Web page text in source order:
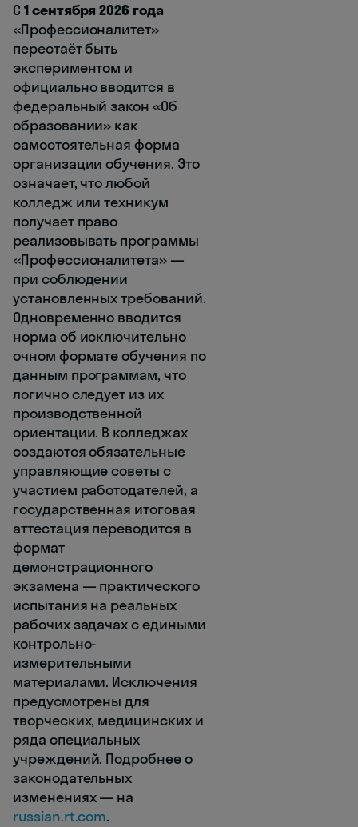
С 1 сентября 2026 года
«Профессионалитет»
перестаёт быть
экспериментом и
официально вводится в
федеральный закон «Об
образовании» как
самостоятельная форма
организации обучения. Это
означает, что любой
колледж или техникум
получает право
реализовывать программы
«Профессионалитета» —
при соблюдении
установленных требований.
Одновременно вводится
норма об исключительно
очном формате обучения по
данным программам, что
логично следует из их
производственной
ориентации. В колледжах
создаются обязательные
управляющие советы с
участием работодателей, а
государственная итоговая
аттестация переводится в
формат
демонстрационного
экзамена — практического
испытания на реальных
рабочих задачах с едиными
контрольно-
измерительными
материалами. Исключения
предусмотрены для
творческих, медицинских и
ряда специальных
учреждений. Подробнее о
законодательных
изменениях — на
russian.rt.com.